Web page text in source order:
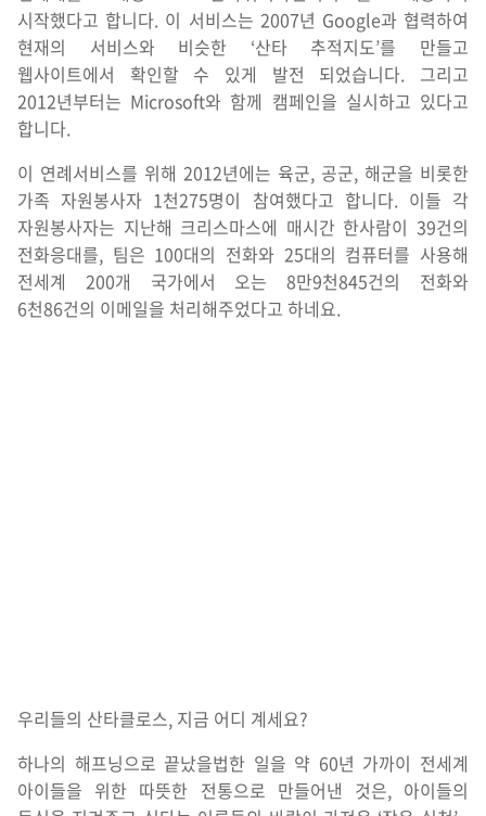
시작했다고 합니다. 이 서비스는 2007년 Google과 협력하여
현재의 서비스와 비슷한 ‘산타 추적지도’를 만들고
웹사이트에서 확인할 수 있게 발전 되었습니다. 그리고
2012년부터는 Microsoft와 함께 캠페인을 실시하고 있다고
합니다.
이 연례서비스를 위해 2012년에는 육군, 공군, 해군을 비롯한
가족 자원봉사자 1천275명이 참여했다고 합니다. 이들 각
자원봉사자는 지난해 크리스마스에 매시간 한사람이 39건의
전화응대를, 팀은 100대의 전화와 25대의 컴퓨터를 사용해
전세계 200개 국가에서 오는 8만9천845건의 전화와
6천86건의 이메일을 처리해주었다고 하네요.
우리들의 산타클로스, 지금 어디 계세요?
하나의 해프닝으로 끝났을법한 일을 약 60년 가까이 전세계
아이들을 위한 따뜻한 전통으로 만들어낸 것은, 아이들의